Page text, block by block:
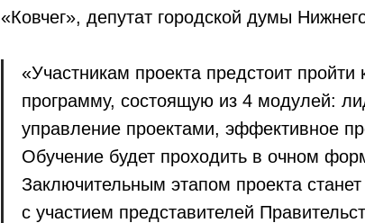
«Ковчег», депутат городской думы
«Участникам проекта предстоит
программу, состоящую из 4 модулей:
управление проектами, эффективное
Обучение будет проходить в очном
Заключительным этапом проекта
с участием представителей